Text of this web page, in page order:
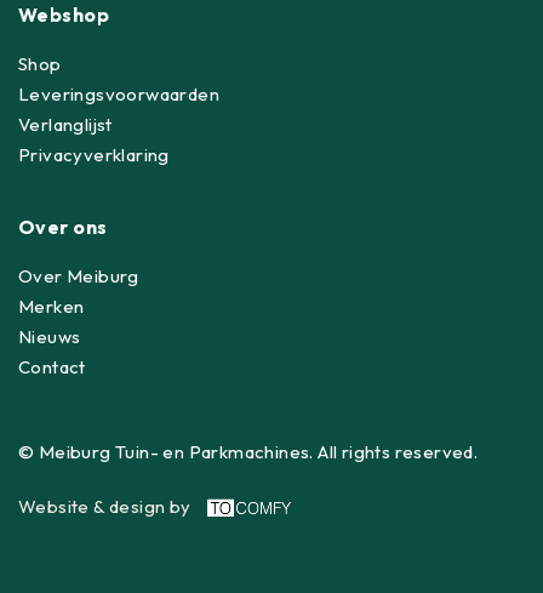
Webshop
Shop
Leveringsvoorwaarden
Verlanglijst
Privacyverklaring
Over ons
Over Meiburg
Merken
Nieuws
Contact
© Meiburg Tuin- en Parkmachines. All rights reserved.
Website & design by